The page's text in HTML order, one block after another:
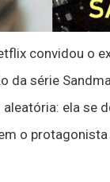
convidou o
da série
ela se
o